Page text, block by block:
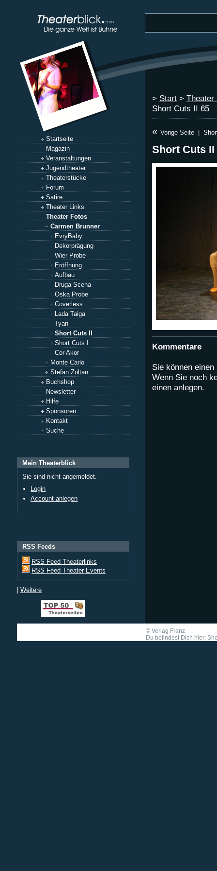
Startseite
Magazin
Veranstaltungen
Jugendtheater
Theaterstücke
Forum
Satire
Theater Links
Theater Fotos
Carmen Brunner
EvryBaby
Dekorprägung
Wier Probe
Eröffnung
Aufbau
Druga Scena
Oska Probe
Coverless
Lada Taiga
Tyan
Short Cuts II
Short Cuts I
Cor Akor
Monte Carlo
Stefan Zoltan
Buchshop
Newsletter
Hilfe
Sponsoren
Kontakt
Suche
Mein Theaterblick
Sie sind nicht angemeldet.
Login
Account anlegen
RSS Feeds
RSS Feed Theaterlinks
RSS Feed Theater Events
| Weitere
> Start > Theater
Short Cuts II 65
« Vorige Seite
Short Cuts II
Kommentare
Sie können
Wenn Sie noch
einen anlegen.
© Verlag Franz
Du befindest Dich hier: